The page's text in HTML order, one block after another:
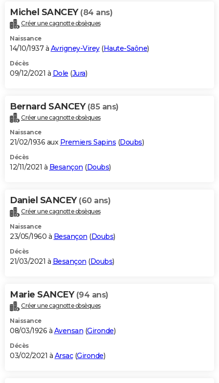
Michel SANCEY (84 ans)
Créer une cagnotte obsèques
Naissance
14/10/1937 à Avrigney-Virey(Haute-Saône)
Décès
09/12/2021 à Dole (Jura)
Bernard SANCEY (85 ans)
Créer une cagnotte obsèques
Naissance
21/02/1936 aux Premiers Sapins (Doubs)
Décès
12/11/2021 à Besançon (Doubs)
Daniel SANCEY (60 ans)
Créer une cagnotte obsèques
Naissance
23/05/1960 à Besançon (Doubs)
Décès
21/03/2021 à Besançon (Doubs)
Marie SANCEY (94 ans)
Créer une cagnotte obsèques
Naissance
08/03/1926 à Avensan (Gironde)
Décès
03/02/2021 à Arsac(Gironde)